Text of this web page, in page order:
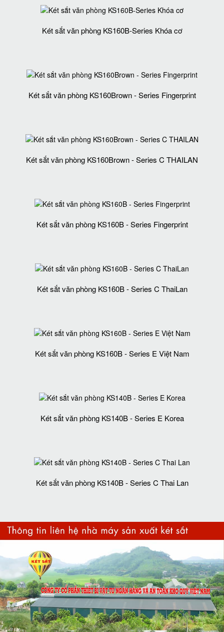
Két sắt văn phòng KS160B-Series Khóa cơ
Két sắt văn phòng KS160Brown - Series Fingerprint
Két sắt văn phòng KS160Brown - Series C THAILAN
Két sắt văn phòng KS160B - Series Fingerprint
Két sắt văn phòng KS160B - Series C ThaiLan
Két sắt văn phòng KS160B - Series E Việt Nam
Két sắt văn phòng KS140B - Series E Korea
Két sắt văn phòng KS140B - Series C Thai Lan